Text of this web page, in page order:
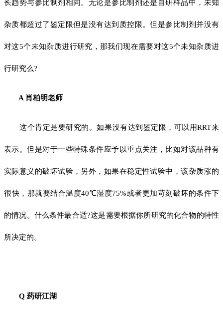
长趋势与参比制剂相同。无论是参比制剂还是自研样品中，未知
杂质都超过了鉴定限但是没有达到质控限。但是参比制剂并没有
对这5个未知杂质进行研究，那我们现在需要对这5个未知杂质进
行研究么?
A 肖柏明老师
这个肯定是要研究的。如果没有达到鉴定限，可以用RRT来
表示。但是对于一些特殊条件应予以重点关注，比如对该品种有
实际意义的破坏试验，另外，如果在稳定性试验中，该杂质涨的
很快，那就要结合温度40℃湿度75%或者更加苛刻破坏的条件下
的情况。什么条件最合适?这是需要根据你所研究的化合物的特性
所决定的。
Q 药研江湖